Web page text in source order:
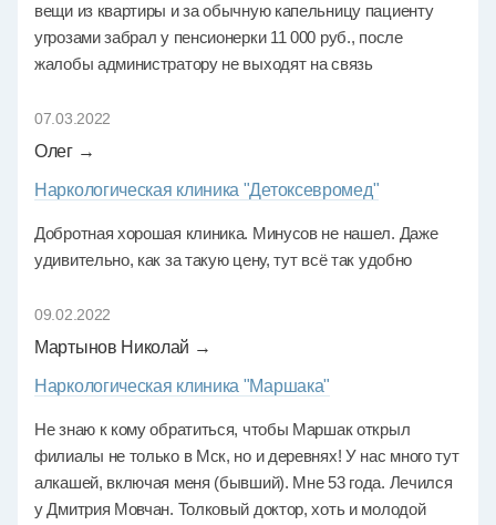
вещи из квартиры и за обычную капельницу пациенту
угрозами забрал у пенсионерки 11 000 руб., после
жалобы администратору не выходят на связь
07.03.2022
Олег →
Наркологическая клиника "Детоксевромед"
Добротная хорошая клиника. Минусов не нашел. Даже
удивительно, как за такую цену, тут всё так удобно
09.02.2022
Мартынов Николай →
Наркологическая клиника "Маршака"
Не знаю к кому обратиться, чтобы Маршак открыл
филиалы не только в Мск, но и деревнях! У нас много тут
алкашей, включая меня (бывший). Мне 53 года. Лечился
у Дмитрия Мовчан. Толковый доктор, хоть и молодой